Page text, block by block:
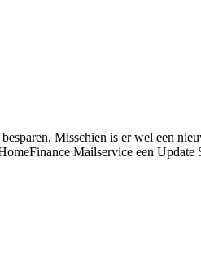
Misschien is er wel een
Mailservice een